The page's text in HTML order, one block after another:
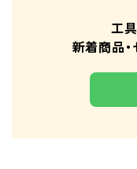
工
新着商品・